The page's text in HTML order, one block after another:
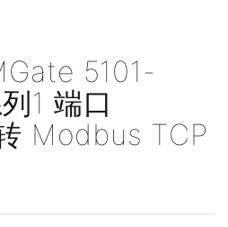
5101-
1 端口
Modbus TCP